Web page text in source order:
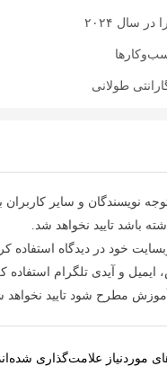
سال ۲۰۲۴
نویسندگان و سایر کاربران
باشد تایید نخواهد شد.
خود در دیدگاه استفاده
و آیدی تلگرام استفاده
مطرح شود تایید نخواهد
موردنیاز علامت‌گذاری